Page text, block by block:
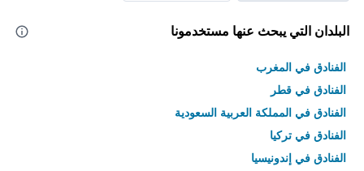
البلدان التي يبحث عنها مستخدمونا
الفنادق في المغرب
الفنادق في قطر
الفنادق في المملكة العربية السعودية
الفنادق في تركيا
الفنادق في إندونيسيا